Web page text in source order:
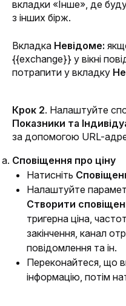
вкладки «Інше», де
з інших бірж.
Вкладка Невідоме:
{{exchange}} у вікні
потрапити у вкладку
Крок 2. Налаштуйте
Показники та
за допомогою URL-
Сповіщення про ціну
Натисніть
Створити
тригерна ціна,
закінчення, канал
повідомлення та ін.
Переконайтеся, що
інформацію, потім